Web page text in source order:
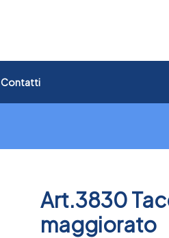
Contatti
Art.3830
maggiorato